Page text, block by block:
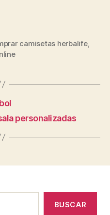
camisetas herbalife,
personalizadas
BUSCAR